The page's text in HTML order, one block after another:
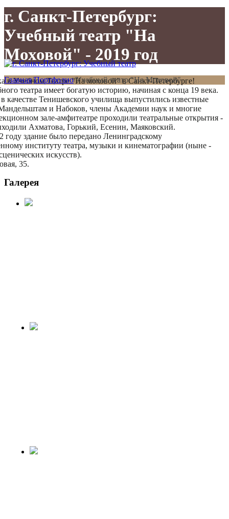
г. Санкт-Петербург:
Учебный театр "На
Моховой" - 2019 год
Главная/Портфолио/Учебный театр "На Моховой"
в Учебном Театре "На моховой" в Санкт-Петербурге!
театра имеет богатую историю, начиная с конца 19 века.
качестве Тенишевского училища выпустились известные
и Набоков, члены Академии наук и многие
зале-амфитеатре проходили театральные открытия -
Ахматова, Горький, Есенин, Маяковский.
году здание было передано Ленинградскому
институту театра, музыки и кинематографии (ныне -
искусств).
35.
Галерея